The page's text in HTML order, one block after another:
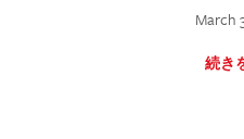
March
続き